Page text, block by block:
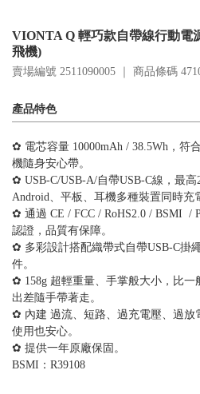
VIONTA Q 輕巧款自帶線行動電
飛機)
賣場編號 2511090005 ｜ 商品條碼
產品特色
✿ 電芯容量 10000mAh / 38.5Wh，符
機隨身安心帶。
✿ USB-C/USB-A/自帶USB-C線，最高
Android、平板、耳機多種裝置同時充
✿ 通過 CE / FCC / RoHS2.0 / BSMI /
認證，品質有保障。
✿ 多彩設計搭配織帶式自帶USB-C掛
件。
✿ 158g 超輕重量、手掌般大小，比一
出差隨手帶著走。
✿ 內建 過流、短路、過充電壓、過放
使用也安心。
✿ 提供一年原廠保固。
BSMI：R39108